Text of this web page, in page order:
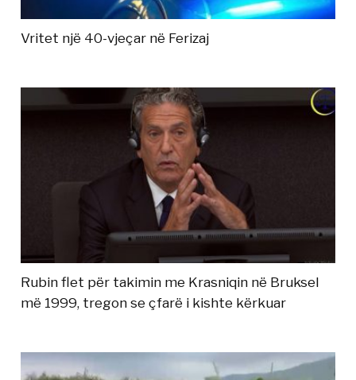
Vritet një 40-vjeçar në Ferizaj
Rubin flet për takimin me Krasniqin në Bruksel
më 1999, tregon se çfarë i kishte kërkuar